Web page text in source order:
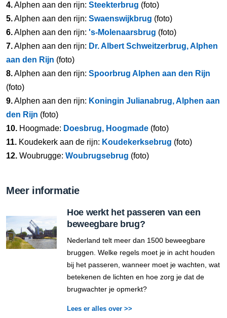
4.Alphen aan den rijn: Steekterbrug (foto)
5.Alphen aan den rijn: Swaenswijkbrug (foto)
6.Alphen aan den rijn: 's-Molenaarsbrug (foto)
7.Alphen aan den rijn: Dr. Albert Schweitzerbrug, Alphen
aan den Rijn (foto)
8.Alphen aan den rijn: Spoorbrug Alphen aan den Rijn
(foto)
9.Alphen aan den rijn: Koningin Julianabrug, Alphen aan
den Rijn (foto)
10. Hoogmade: Doesbrug, Hoogmade (foto)
11. Koudekerk aan de rijn: Koudekerksebrug (foto)
12. Woubrugge: Woubrugsebrug (foto)
Meer informatie
Hoe werkt het passeren van een
beweegbare brug?
Nederland telt meer dan 1500 beweegbare
bruggen. Welke regels moet je in acht houden
bij het passeren, wanneer moet je wachten, wat
betekenen de lichten en hoe zorg je dat de
brugwachter je opmerkt?
Lees er alles over >>